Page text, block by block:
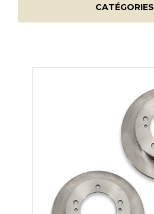
CATÉGORIES